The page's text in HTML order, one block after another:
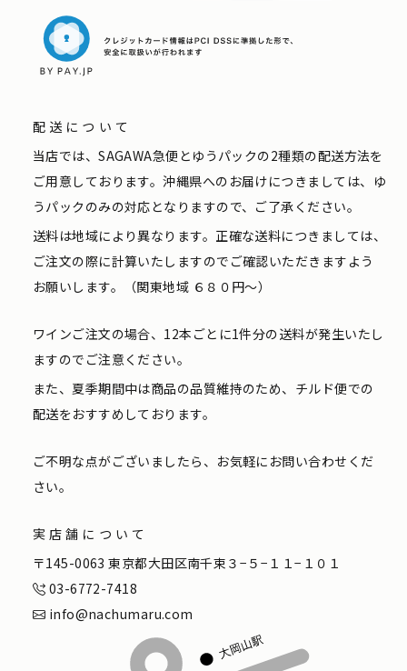
配送について
当店では、SAGAWA急便とゆうパックの2種類の配送方法を
ご用意しております。沖縄県へのお届けにつきましては、ゆ
うパックのみの対応となりますので、ご了承ください。
送料は地域により異なります。正確な送料につきましては、
ご注文の際に計算いたしますのでご確認いただきますよう
お願いします。（関東地域 ６８０円〜）
ワインご注文の場合、12本ごとに1件分の送料が発生いたし
ますのでご注意ください。
また、夏季期間中は商品の品質維持のため、チルド便での
配送をおすすめしております。
ご不明な点がございましたら、お気軽にお問い合わせくだ
さい。
実店舗について
〒145-0063 東京都大田区南千束３−５−１１−１０１
03-6772-7418
info@nachumaru.com